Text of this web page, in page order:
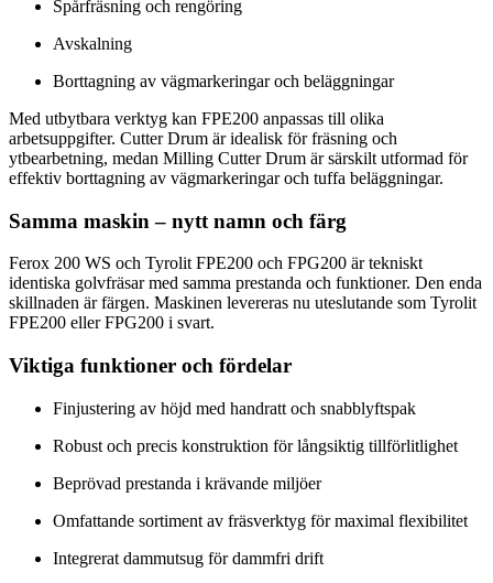
Spårfräsning och rengöring
Avskalning
Borttagning av vägmarkeringar och beläggningar
Med utbytbara verktyg kan FPE200 anpassas till olika
arbetsuppgifter. Cutter Drum är idealisk för fräsning och
ytbearbetning, medan Milling Cutter Drum är särskilt utformad för
effektiv borttagning av vägmarkeringar och tuffa beläggningar.
Samma maskin – nytt namn och färg
Ferox 200 WS och Tyrolit FPE200 och FPG200 är tekniskt
identiska golvfräsar med samma prestanda och funktioner. Den enda
skillnaden är färgen. Maskinen levereras nu uteslutande som Tyrolit
FPE200 eller FPG200 i svart.
Viktiga funktioner och fördelar
Finjustering av höjd med handratt och snabblyftspak
Robust och precis konstruktion för långsiktig tillförlitlighet
Beprövad prestanda i krävande miljöer
Omfattande sortiment av fräsverktyg för maximal flexibilitet
Integrerat dammutsug för dammfri drift